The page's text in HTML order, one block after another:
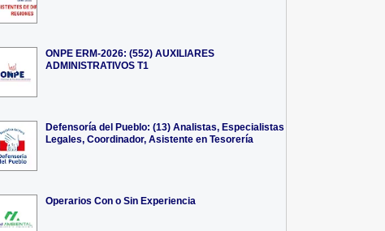
ONPE ERM-2026: (552) AUXILIARES
ADMINISTRATIVOS T1
Defensoría del Pueblo: (13) Analistas, Especialistas
Legales, Coordinador, Asistente en Tesorería
Operarios Con o Sin Experiencia